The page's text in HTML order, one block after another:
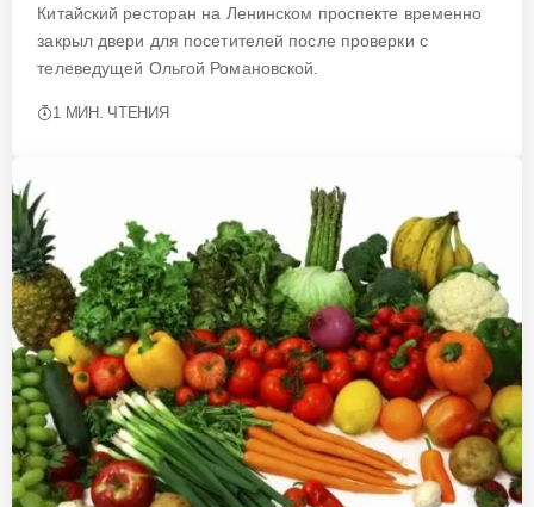
Китайский ресторан на Ленинском проспекте временно
закрыл двери для посетителей после проверки с
телеведущей Ольгой Романовской.
1 МИН. ЧТЕНИЯ